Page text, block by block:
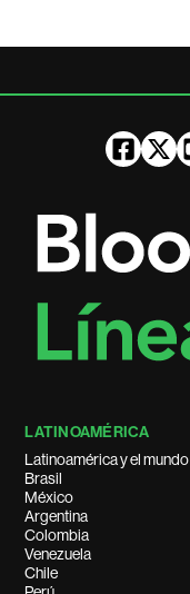
LATINOAMÉRICA
Latinoamérica y el mundo
Brasil
México
Argentina
Colombia
Venezuela
Chile